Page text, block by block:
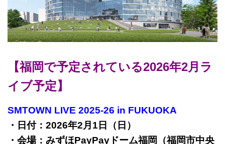
【福岡で予定されている2026年2月ラ
イブ予定】
SMTOWN LIVE 2025-26 in FUKUOKA
・日付：2026年2月1日（日）
・会場：みずほPayPayドーム福岡（福岡市中央